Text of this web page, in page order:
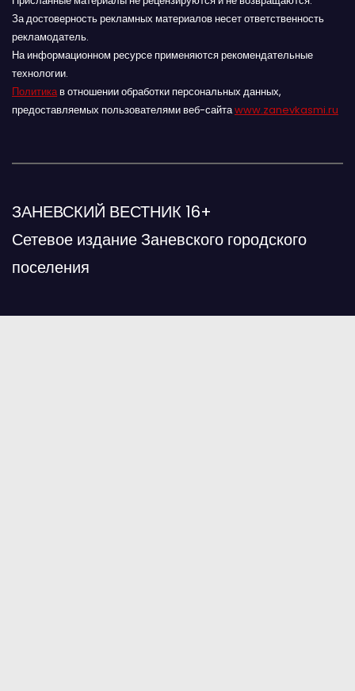
За достоверность рекламных материалов несет ответственность
рекламодатель.
На информационном ресурсе применяются рекомендательные
технологии.
Политикав отношении обработки персональных данных,
предоставляемых пользователями веб-сайтаwww.zanevkasmi.ru
ЗАНЕВСКИЙ ВЕСТНИК 16+
Сетевое издание Заневского городского
поселения